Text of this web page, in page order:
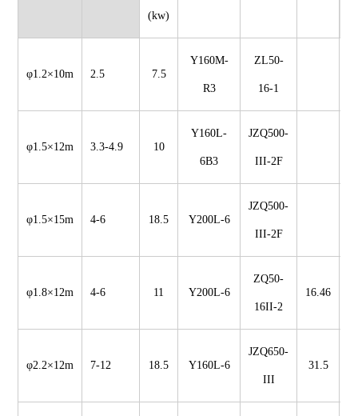
(kw)
φ1.2×10m 2.5 7.5
Y160M-
R3
ZL50-
16-1
φ1.5×12m 3.3-4.9 10
Y160L-
6B3
JZQ500-
III-2F
φ1.5×15m 4-6 18.5 Y200L-6
JZQ500-
III-2F
φ1.8×12m 4-6 11 Y200L-6
ZQ50-
16II-2
16.46
φ2.2×12m 7-12 18.5 Y160L-6
JZQ650-
III
31.5